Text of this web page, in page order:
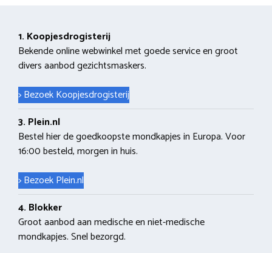
1. Koopjesdrogisterij
Bekende online webwinkel met goede service en groot
divers aanbod gezichtsmaskers.
> Bezoek Koopjesdrogisterij
3. Plein.nl
Bestel hier de goedkoopste mondkapjes in Europa. Voor
16:00 besteld, morgen in huis.
> Bezoek Plein.nl
4. Blokker
Groot aanbod aan medische en niet-medische
mondkapjes. Snel bezorgd.